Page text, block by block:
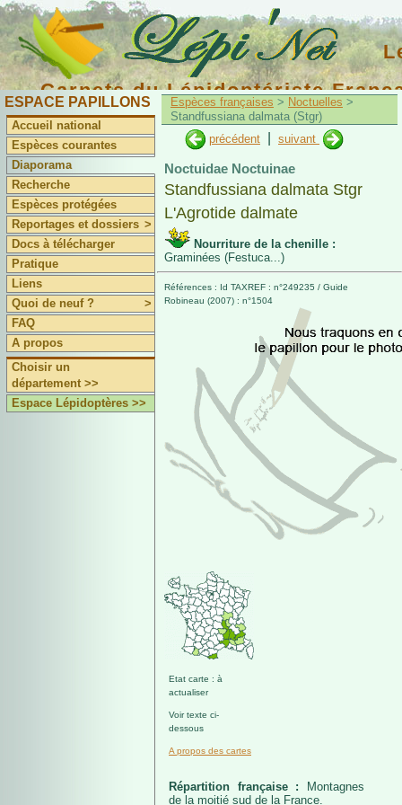
Carnets du Lépidoptériste
ESPACE PAPILLONS
Accueil national
Espèces courantes
Diaporama
Recherche
Espèces protégées
Reportages et dossiers >
Docs à télécharger
Pratique
Liens
Quoi de neuf ?
>
FAQ
A propos
Choisir un
département >>
Espace Lépidoptères >>
Espèces françaises > Noctuelles >
Standfussiana dalmata (Stgr)
précédent
suivant
Noctuidae Noctuinae
Standfussiana dalmata Stgr
L'Agrotide dalmate
Nourriture de la chenille :
Graminées (Festuca...)
Références : Id TAXREF : n°249235 / Guide
Robineau (2007) : n°1504
Etat carte : à
actualiser
Voir texte ci-
dessous
A propos des cartes
Répartition française :
Montagnes
de la moitié sud de la France.